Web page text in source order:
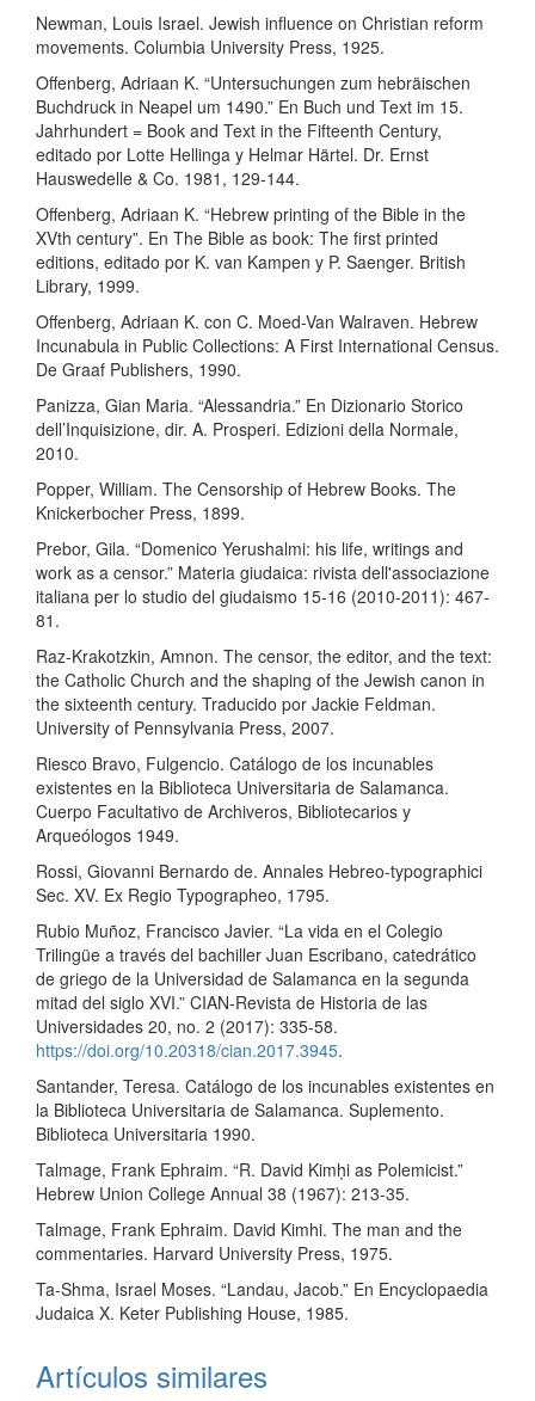
Newman, Louis Israel. Jewish influence on Christian reform
movements. Columbia University Press, 1925.
Offenberg, Adriaan K. “Untersuchungen zum hebräischen
Buchdruck in Neapel um 1490.” En Buch und Text im 15.
Jahrhundert = Book and Text in the Fifteenth Century,
editado por Lotte Hellinga y Helmar Härtel. Dr. Ernst
Hauswedelle & Co. 1981, 129-144.
Offenberg, Adriaan K. “Hebrew printing of the Bible in the
XVth century”. En The Bible as book: The first printed
editions, editado por K. van Kampen y P. Saenger. British
Library, 1999.
Offenberg, Adriaan K. con C. Moed-Van Walraven. Hebrew
Incunabula in Public Collections: A First International Census.
De Graaf Publishers, 1990.
Panizza, Gian Maria. “Alessandria.” En Dizionario Storico
dell’Inquisizione, dir. A. Prosperi. Edizioni della Normale,
2010.
Popper, William. The Censorship of Hebrew Books. The
Knickerbocher Press, 1899.
Prebor, Gila. “Domenico Yerushalmi: his life, writings and
work as a censor.” Materia giudaica: rivista dell'associazione
italiana per lo studio del giudaismo 15-16 (2010-2011): 467-
81.
Raz-Krakotzkin, Amnon. The censor, the editor, and the text:
the Catholic Church and the shaping of the Jewish canon in
the sixteenth century. Traducido por Jackie Feldman.
University of Pennsylvania Press, 2007.
Riesco Bravo, Fulgencio. Catálogo de los incunables
existentes en la Biblioteca Universitaria de Salamanca.
Cuerpo Facultativo de Archiveros, Bibliotecarios y
Arqueólogos 1949.
Rossi, Giovanni Bernardo de. Annales Hebreo-typographici
Sec. XV. Ex Regio Typographeo, 1795.
Rubio Muñoz, Francisco Javier. “La vida en el Colegio
Trilingüe a través del bachiller Juan Escribano, catedrático
de griego de la Universidad de Salamanca en la segunda
mitad del siglo XVI.” CIAN-Revista de Historia de las
Universidades 20, no. 2 (2017): 335-58.
https://doi.org/10.20318/cian.2017.3945.
Santander, Teresa. Catálogo de los incunables existentes en
la Biblioteca Universitaria de Salamanca. Suplemento.
Biblioteca Universitaria 1990.
Talmage, Frank Ephraim. “R. David Kimḥi as Polemicist.”
Hebrew Union College Annual 38 (1967): 213-35.
Talmage, Frank Ephraim. David Kimhi. The man and the
commentaries. Harvard University Press, 1975.
Ta-Shma, Israel Moses. “Landau, Jacob.” En Encyclopaedia
Judaica X. Keter Publishing House, 1985.
Artículos similares